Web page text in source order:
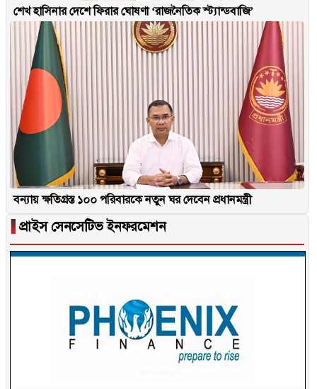
শেখ হাসিনার দেশে ফিরার ঘোষণা ‘রাজনৈতিক স্ট্যান্ডবাজি’
বন্যায় ক্ষতিগ্রস্ত ১০০ পরিবারকে নতুন ঘর দেবেন প্রধানমন্ত্রী
▐ প্রাইস সেনসেটিভ ইনফরমেশন